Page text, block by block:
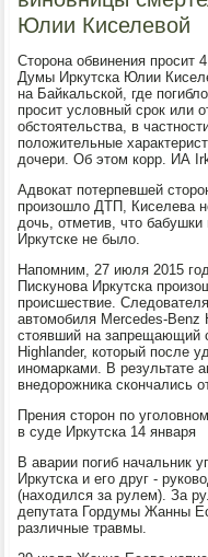
Юлии Киселевой
Сторона обвинения просит
Думы Иркутска Юлии
на Байкальской, где
просит условный срок или
обстоятельства, в
положительные
дочери. Об этом корр. ИА
Адвокат потерпевшей
произошло ДТП, Киселева
дочь, отметив, что
Иркутске не было.
Напомним, 27 июля 2015
Пискунова Иркутска
происшествие.
автомобиля Mercedes-
стоявший на запрещающий
Highlander, который после
иномарками. В результате
внедорожника скончались
Прения сторон по
в суде Иркутска 14 января
В аварии погиб начальник
Иркутска и его друг -
(находился за рулем). За
депутата Гордумы Жанны
различные травмы.